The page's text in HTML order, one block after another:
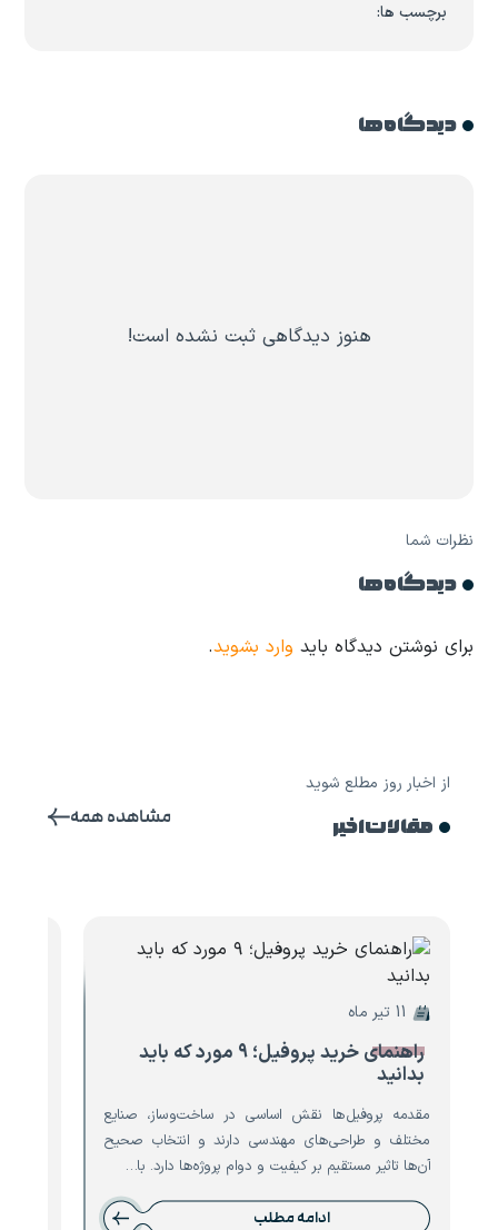
برچسب ها:
دیدگاه ها
هنوز دیدگاهی ثبت نشده است!
نظرات شما
دیدگاه ها
برای نوشتن دیدگاه باید وارد بشوید.
از اخبار روز مطلع شوید
مقالات اخیر مشاهده همه
راهنمای خرید پروفیل؛ ۹ مورد که باید
بدانید
مقدمه پروفیل‌ها نقش اساسی در ساخت‌وساز، صنایع
مختلف و طراحی‌های مهندسی دارند و انتخاب صحیح
آن‌ها تاثیر مستقیم بر کیفیت و دوام پروژه‌ها دارد. با…
ادامه مطلب